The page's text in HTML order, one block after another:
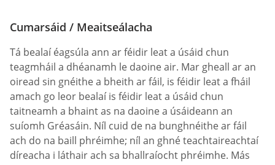
Cumarsáid / Meaitseálacha
Tá bealaí éagsúla ann ar féidir leat a úsáid chun
teagmháil a dhéanamh le daoine air. Mar gheall ar an
oiread sin gnéithe a bheith ar fáil, is féidir leat a fháil
amach go leor bealaí is féidir leat a úsáid chun
taitneamh a bhaint as na daoine a úsáideann an
suíomh Gréasáin. Níl cuid de na bunghnéithe ar fáil
ach do na baill phréimhe; níl an ghné teachtaireachtaí
díreacha i láthair ach sa bhallraíocht phréimhe. Más